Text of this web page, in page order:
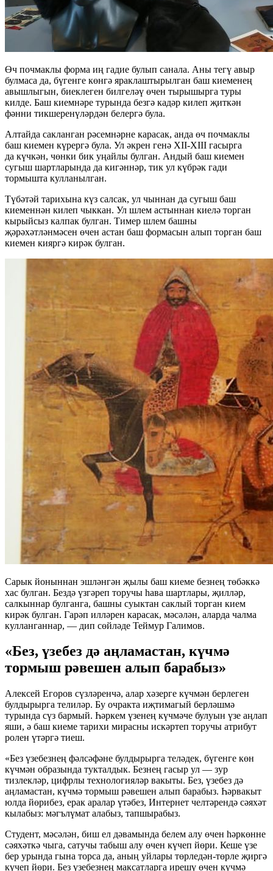
Өч почмаклы форма иң гадие булып санала. Аны тегү авыр
булмаса да, бүгенге көнгә яраклаштырылган баш киеменең
авышлыгын, биеклеген билгеләү өчен тырышырга туры
килде. Баш киемнәре турында безгә кадәр килеп җиткән
фәнни тикшеренүләрдән белергә була.
Алтайда сакланган рәсемнәрне карасак, анда өч почмаклы
баш киемен күрергә була. Ул әкрен генә XII-XIII гасырга
да күчкән, чөнки бик уңайлы булган. Андый баш киемен
сугыш шартларында да кигәннәр, тик ул күбрәк гади
тормышта кулланылган.
Түбәтәй тарихына күз салсак, ул чыннан да сугыш баш
киеменнән килеп чыккан. Ул шлем астыннан киелә торган
кырыйсыз калпак булган. Тимер шлем башны
җәрәхәтләнмәсен өчен астан баш формасын алып торган баш
киемен кияргә кирәк булган.
Сарык йоныннан эшләнгән җылы баш киеме безнең төбәккә
хас булган. Бездә үзгәреп торучы һава шартлары, җилләр,
салкыннар булганга, башны суыктан саклый торган кием
кирәк булган. Гарәп илләрен карасак, мәсәлән, аларда чалма
кулланганнар, — дип сөйләде Теймур Галимов.
«Без, үзебез дә аңламастан, күчмә
тормыш рәвешен алып барабыз»
Алексей Егоров сүзләренчә, алар хәзерге күчмән берлеген
булдырырга телиләр. Бу очракта иҗтимагый берләшмә
турында сүз бармый. Һәркем үзенең күчмәче булуын үзе аңлап
яши, ә баш киеме тарихи мирасны искәртеп торучы атрибут
ролен үтәргә тиеш.
«Без үзебезнең фәлсәфәне булдырырга теләдек, бүгенге көн
күчмән образында тукталдык. Безнең гасыр ул — зур
тизлекләр, цифрлы технологияләр вакыты. Без, үзебез дә
аңламастан, күчмә тормыш рәвешен алып барабыз. Һәрвакыт
юлда йөрибез, ерак аралар үтәбез, Интернет челтәрендә сәяхәт
кылабыз: мәгълүмат алабыз, тапшырабыз.
Студент, мәсәлән, биш ел дәвамында белем алу өчен һәркөнне
сәяхәткә чыга, сатучы табыш алу өчен күчеп йөри. Кеше үзе
бер урында гына торса да, аның уйлары төрледән-төрле җиргә
күчеп йөри. Без үзебезнең максатларга ирешү өчен күчмә